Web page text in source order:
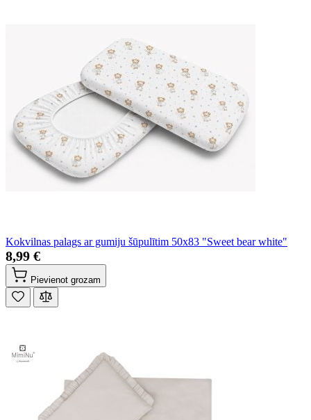
Kokvilnas palags ar gumiju šūpulītim 50x83 "Sweet bear white"
8,99 €
Pievienot grozam